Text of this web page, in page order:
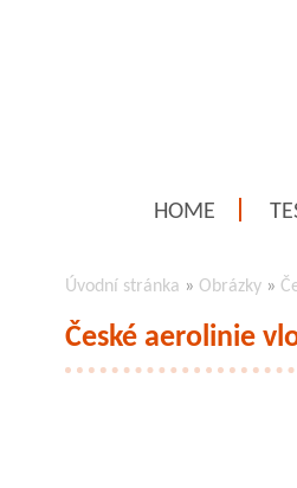
HOME
Úvodní stránka » Obrázky »
České aerolinie